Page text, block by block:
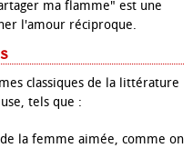
ma flamme" est une
l'amour réciproque.
classiques de la littérature
tels que :
la femme aimée, comme on